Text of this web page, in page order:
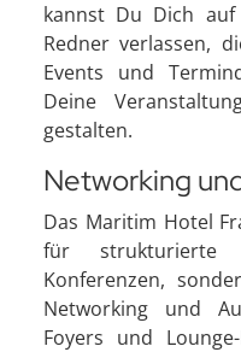
kannst Du Dich
Redner verlassen,
Events und
Deine
gestalten.
Networking
Das Maritim Hotel
für strukturierte
Konferenzen,
Networking und
Foyers und